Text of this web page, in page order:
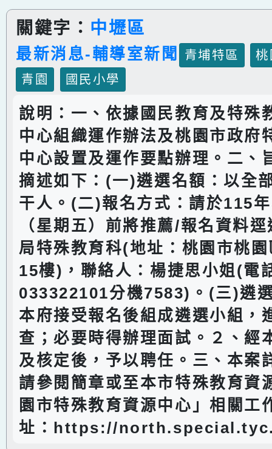
關鍵字： 中壢區
最新消息-輔導室新聞 青埔特區
青園
國民小學
說明：一、依據國民教育及特殊
中心組織運作辦法及桃園市政府
中心設置及運作要點辦理。二、
摘述如下：(一)遴選名額：以全
干人。(二)報名方式：請於115
（星期五）前將推薦/報名資料
局特殊教育科(地址：桃園市桃
15樓)，聯絡人：楊捷思小姐(電
033322101分機7583)。(三)遴
本府接受報名後組成遴選小組，
查；必要時得辦理面試。２、經
及核定後，予以聘任。三、本案
請參閱簡章或至本市特殊教育資
園市特殊教育資源中心」相關工
址：https://